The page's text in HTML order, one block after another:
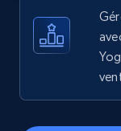
more.
5.6K+